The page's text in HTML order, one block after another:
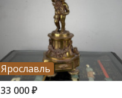
Ярославль
33 000₽